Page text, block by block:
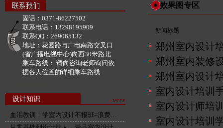
固话： 0371-86227502
联系电话： 13298195909
联系QQ： 269065132
地址： 花园路与广电南路交叉口
(省广播电视中心)向西30米路北
乘车路线： 请向咨询老师询问依
据各人位置的详细乘车路线
设计知识
血泪教训！学室内设计不报班=浪费…
效果图专区
新闻标题
郑州室内设计
郑州室内装修
郑州室内设计
室内设计培训
室内设计师培
室内设计培训